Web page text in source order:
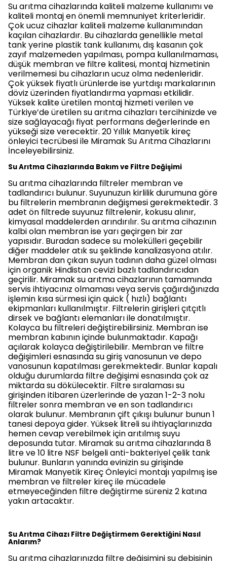
Su arıtma cihazlarında kaliteli malzeme kullanımı ve
kaliteli montaj en önemli memnuniyet kriterleridir.
Çok ucuz cihazlar kaliteli malzeme kullanımından
kaçılan cihazlardır. Bu cihazlarda genellikle metal
tank yerine plastik tank kullanımı, dış kasanın çok
zayıf malzemeden yapılması, pompa kullanılmaması,
düşük membran ve filtre kalitesi, montaj hizmetinin
verilmemesi bu cihazların ucuz olma nedenleridir.
Çok yüksek fiyatlı ürünlerde ise yurtdışı markalarının
döviz üzerinden fiyatlandırma yapması etkilidir.
Yüksek kalite üretilen montaj hizmeti verilen ve
Türkiye’de üretilen su arıtma cihazları tercihinizde ve
size sağlayacağı fiyat performans değerlerinde en
yükseği size verecektir. 20 Yıllık Manyetik kireç
önleyici tecrübesi ile Miramak Su Arıtma Cihazlarını
İnceleyebilirsiniz.
Su Arıtma Cihazlarında Bakım ve Filtre Değişimi
Su arıtma cihazlarında filtreler membran ve
tadlandırıcı bulunur. Suyunuzun kirlilik durumuna göre
bu filtrelerin membranın değişmesi gerekmektedir. 3
adet ön filtrede suyunuz filtrelenir, kokusu alınır,
kimyasal maddelerden arındırılır. Su arıtma cihazının
kalbi olan membran ise yarı geçirgen bir zar
yapısıdır. Buradan sadece su molekülleri geçebilir
diğer maddeler atık su şeklinde kanalizasyona atılır.
Membran dan çıkan suyun tadının daha güzel olması
için organik Hindistan cevizi bazlı tadlandırıcıdan
geçirilir. Miramak su arıtma cihazlarının tamamında
servis ihtiyacınız olmaması veya servis çağırdığınızda
işlemin kısa sürmesi için quick ( hızlı) bağlantı
ekipmanları kullanılmıştır. Filtrelerin girişleri çıtçıtlı
dirsek ve bağlantı elemanları ile donatılmıştır.
Kolayca bu filtreleri değiştirebilirsiniz. Membran ise
membran kabının içinde bulunmaktadır. Kapağı
açılarak kolayca değiştirilebilir. Membran ve filtre
değişimleri esnasında su giriş vanosunun ve depo
vanosunun kapatılması gerekmektedir. Bunlar kapalı
olduğu durumlarda filtre değişimi esnasında çok az
miktarda su dökülecektir. Filtre sıralaması su
girişinden itibaren üzerlerinde de yazan 1-2-3 nolu
filtreler sonra membran ve en son tadlandırıcı
olarak bulunur. Membranın çift çıkışı bulunur bunun 1
tanesi depoya gider. Yüksek litreli su ihtiyaçlarınızda
hemen cevap verebilmek için arıtılmış suyu
deposunda tutar. Miramak su arıtma cihazlarında 8
litre ve 10 litre NSF belgeli anti-bakteriyel çelik tank
bulunur. Bunların yanında evinizin su girişinde
Miramak Manyetik Kireç Önleyici montajı yapılmış ise
membran ve filtreler kireç ile mücadele
etmeyeceğinden filtre değiştirme süreniz 2 katına
yakın artacaktır.
Su Arıtma Cihazı Filtre Değiştirmem Gerektiğini Nasıl
Anlarım?
Su arıtma cihazlarınızda filtre değişimini su debisinin